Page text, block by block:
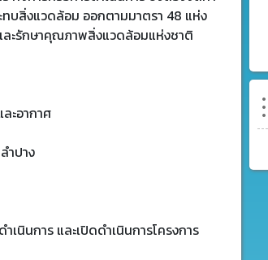
ทบสิ่งแวดล้อม ออกตามมาตรา 48 แห่ง
ะรักษาคุณภาพสิ่งแวดล้อมแห่งชาติ
ะอากาศ
ำปาง
นินการ และเปิดดำเนินการโครงการ